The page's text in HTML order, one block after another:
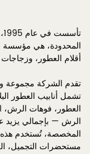
المحدودة، هي مؤسسة
أقلام العطور،
تقدم الشركة مجموعة
تشمل أنابيب العطور
العطور، فوهات الرش،
الرش — بإجمالي يزيد عن 100
المخصصة، تُستخدم
مستحضرات التجميل،